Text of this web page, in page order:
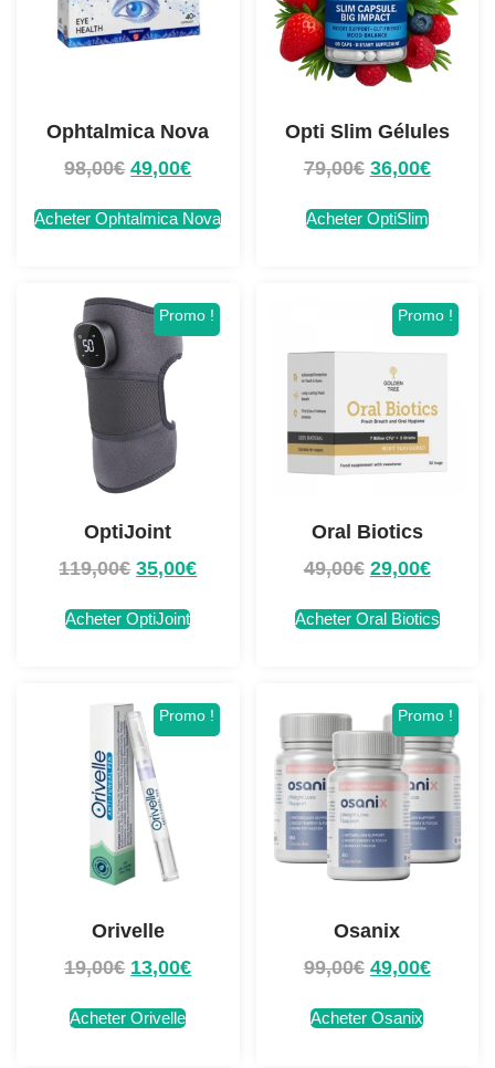
Ophtalmica Nova
98,00€ 49,00€
Acheter Ophtalmica Nova
Opti Slim Gélules
79,00€ 36,00€
Acheter OptiSlim
Promo !
OptiJoint
119,00€ 35,00€
Acheter OptiJoint
Promo !
Oral Biotics
49,00€ 29,00€
Acheter Oral Biotics
Promo !
Orivelle
19,00€ 13,00€
Acheter Orivelle
Promo !
Osanix
99,00€ 49,00€
Acheter Osanix